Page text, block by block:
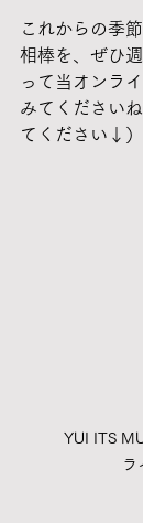
これからの季
相棒を、ぜひ
って当オンラ
みてください
てください↓）
YUI ITS
ラ